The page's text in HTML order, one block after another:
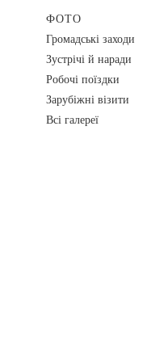
ФОТО
Громадські заходи
Зустрічі й наради
Робочі поїздки
Зарубіжні візити
Всі галереї